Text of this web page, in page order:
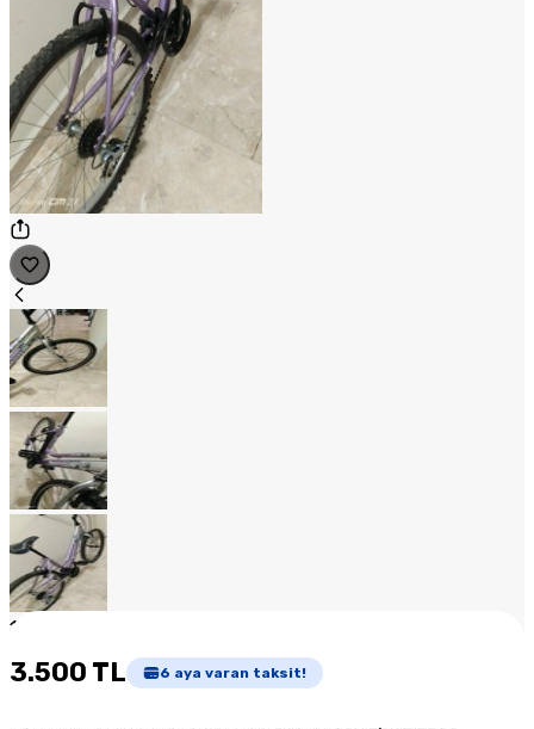
1
3.500 TL 6 aya varan taksit!